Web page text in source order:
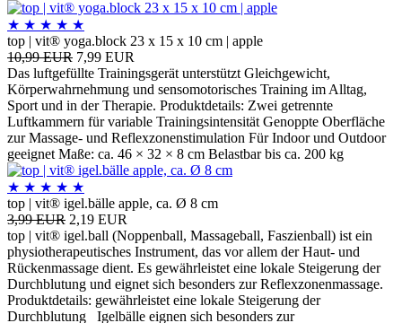
★ ★ ★ ★ ★
top | vit® yoga.block 23 x 15 x 10 cm | apple
10,99 EUR 7,99 EUR
Das luftgefüllte Trainingsgerät unterstützt Gleichgewicht,
Körperwahrnehmung und sensomotorisches Training im Alltag,
Sport und in der Therapie. Produktdetails: Zwei getrennte
Luftkammern für variable Trainingsintensität Genoppte Oberfläche
zur Massage- und Reflexzonenstimulation Für Indoor und Outdoor
geeignet Maße: ca. 46 × 32 × 8 cm Belastbar bis ca. 200 kg
★ ★ ★ ★ ★
top | vit® igel.bälle apple, ca. Ø 8 cm
3,99 EUR 2,19 EUR
top | vit® igel.ball (Noppenball, Massageball, Faszienball) ist ein
physiotherapeutisches Instrument, das vor allem der Haut- und
Rückenmassage dient. Es gewährleistet eine lokale Steigerung der
Durchblutung und eignet sich besonders zur Reflexzonenmassage.
Produktdetails: gewährleistet eine lokale Steigerung der
Durchblutung Igelbälle eignen sich besonders zur